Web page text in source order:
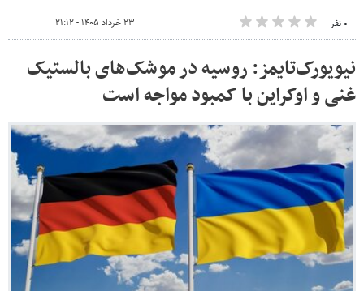
۰ نفر ۲۳ خرداد ۱۴۰۵ - ۲۱:۱۲
نیویورک‌تایمز: روسیه در موشک‌های بالستیک
غنی و اوکراین با کمبود مواجه است